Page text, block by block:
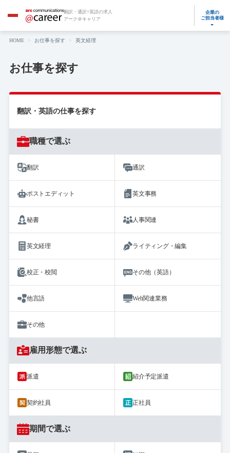
翻訳・通訳×英語の求人
アーク＠キャリア
企業の
ご担当者様
HOME お仕事を探す 英文経理
お仕事を探す
翻訳・英語の仕事を探す
職種で選ぶ
翻訳 通訳
ポストエディット 英文事務
秘書 人事関連
英文経理 ライティング・編集
校正・校閲 その他（英語）
他言語 Web関連業務
その他
雇用形態で選ぶ
派遣 紹介予定派遣
契約社員 正社員
期間で選ぶ